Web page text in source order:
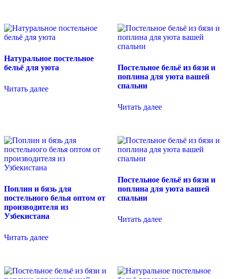
Натуральное постельное
бельё для уюта
Читать далее
Постельное бельё из бязи и
поплина для уюта вашей
спальни
Читать далее
Поплин и бязь для
постельного белья оптом от
производителя из
Узбекистана
Читать далее
Постельное бельё из бязи и
поплина для уюта вашей
спальни
Читать далее